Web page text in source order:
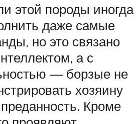
этой породы иногда
даже самые
но это связано
а с
— борзые не
хозяину
Кроме